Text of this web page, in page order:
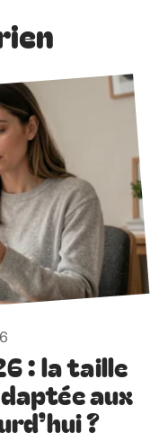
: la taille
aux
?